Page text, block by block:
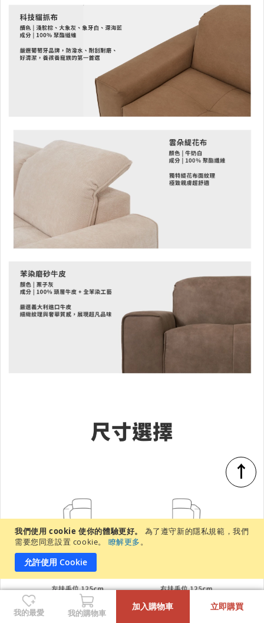
我們使用 cookie 使你的體驗更好。
為了遵守新的隱私規範，我們
需要您同意設置 cookie。
瞭解更多。
允許使用 Cookie
↑
我的最愛 我的購物車
加入購物車 立即購買
+
-